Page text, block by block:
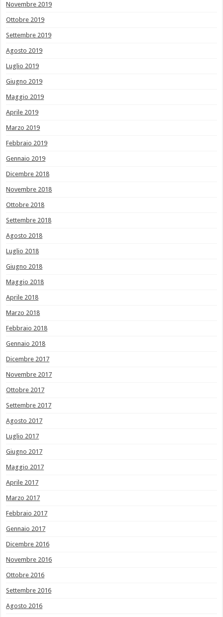
Novembre 2019
Ottobre 2019
Settembre 2019
Agosto 2019
Luglio 2019
Giugno 2019
Maggio 2019
Aprile 2019
Marzo 2019
Febbraio 2019
Gennaio 2019
Dicembre 2018
Novembre 2018
Ottobre 2018
Settembre 2018
Agosto 2018
Luglio 2018
Giugno 2018
Maggio 2018
Aprile 2018
Marzo 2018
Febbraio 2018
Gennaio 2018
Dicembre 2017
Novembre 2017
Ottobre 2017
Settembre 2017
Agosto 2017
Luglio 2017
Giugno 2017
Maggio 2017
Aprile 2017
Marzo 2017
Febbraio 2017
Gennaio 2017
Dicembre 2016
Novembre 2016
Ottobre 2016
Settembre 2016
Agosto 2016